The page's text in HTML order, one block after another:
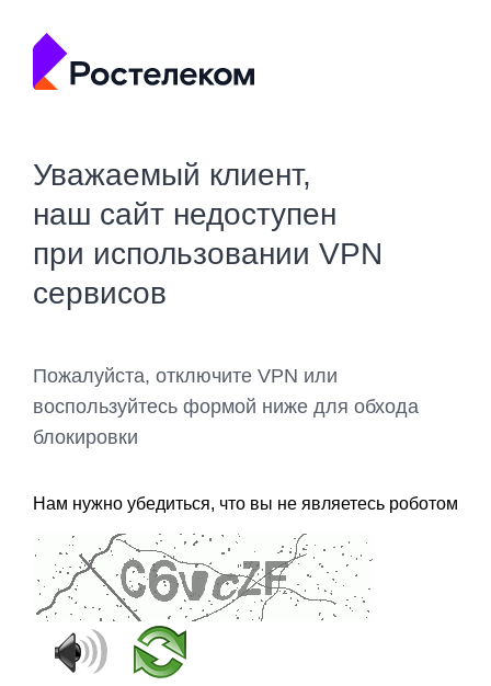
Уважаемый клиент,
наш сайт недоступен
при использовании VPN
сервисов
Пожалуйста, отключите VPN или
воспользуйтесь формой ниже для обхода
блокировки
Нам нужно убедиться, что вы не являетесь роботом